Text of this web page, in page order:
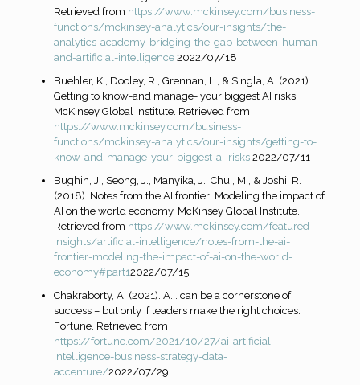
Retrieved from https://www.mckinsey.com/business-
functions/mckinsey-analytics/our-insights/the-
analytics-academy-bridging-the-gap-between-human-
and-artificial-intelligence 2022/07/18
Buehler, K., Dooley, R., Grennan, L., & Singla, A. (2021).
Getting to know-and manage- your biggest AI risks.
McKinsey Global Institute. Retrieved from
https://www.mckinsey.com/business-
functions/mckinsey-analytics/our-insights/getting-to-
know-and-manage-your-biggest-ai-risks 2022/07/11
Bughin, J., Seong, J., Manyika, J., Chui, M., & Joshi, R.
(2018). Notes from the AI frontier: Modeling the impact of
AI on the world economy. McKinsey Global Institute.
Retrieved from https://www.mckinsey.com/featured-
insights/artificial-intelligence/notes-from-the-ai-
frontier-modeling-the-impact-of-ai-on-the-world-
economy#part12022/07/15
Chakraborty, A. (2021). A.I. can be a cornerstone of
success – but only if leaders make the right choices.
Fortune. Retrieved from
https://fortune.com/2021/10/27/ai-artificial-
intelligence-business-strategy-data-
accenture/2022/07/29